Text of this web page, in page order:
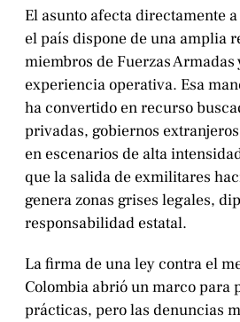
El asunto afecta directamente
el país dispone de una amplia
miembros de Fuerzas Armadas
experiencia operativa. Esa
ha convertido en recurso
privadas, gobiernos
en escenarios de alta
que la salida de exmilitares
genera zonas grises legales,
responsabilidad estatal.
La firma de una ley contra el
Colombia abrió un marco para
prácticas, pero las denuncias